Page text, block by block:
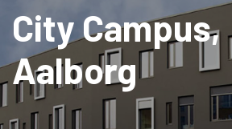
City Campus,
Aalborg